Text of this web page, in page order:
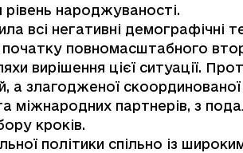
рівень народжуваності.
всі негативні демографічні
початку повномасштабного
вирішення цієї ситуації.
злагодженої скоординованої
міжнародних партнерів, з
кроків.
політики спільно із